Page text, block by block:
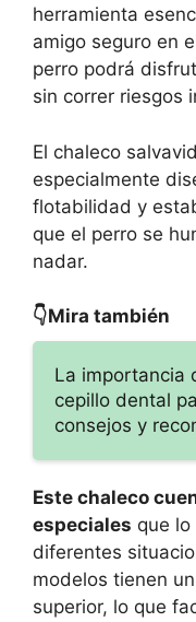
herramienta
amigo seguro en
perro podrá
sin correr riesgos
El chaleco
especialmente
flotabilidad y
que el perro se
nadar.
👇Mira también
La importancia
cepillo dental
consejos y
Este chaleco
especiales que
diferentes
modelos tienen
superior, lo que